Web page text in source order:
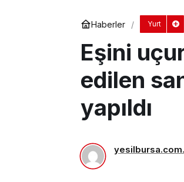
Haberler Yurt
Eşini
edilen
yapıldı